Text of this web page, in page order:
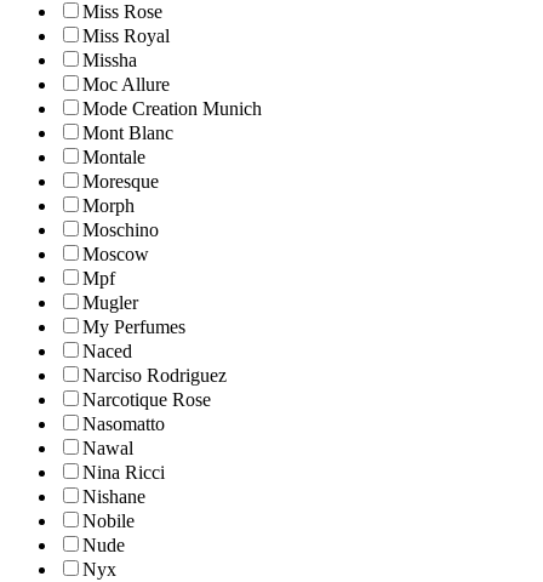
Miss Rose
Miss Royal
Missha
Moc Allure
Mode Creation Munich
Mont Blanc
Montale
Moresque
Morph
Moschino
Moscow
Mpf
Mugler
My Perfumes
Naced
Narciso Rodriguez
Narcotique Rose
Nasomatto
Nawal
Nina Ricci
Nishane
Nobile
Nude
Nyx